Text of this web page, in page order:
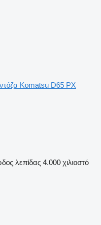
Komatsu D65 PX
λεπίδας 4.000 χιλιοστό